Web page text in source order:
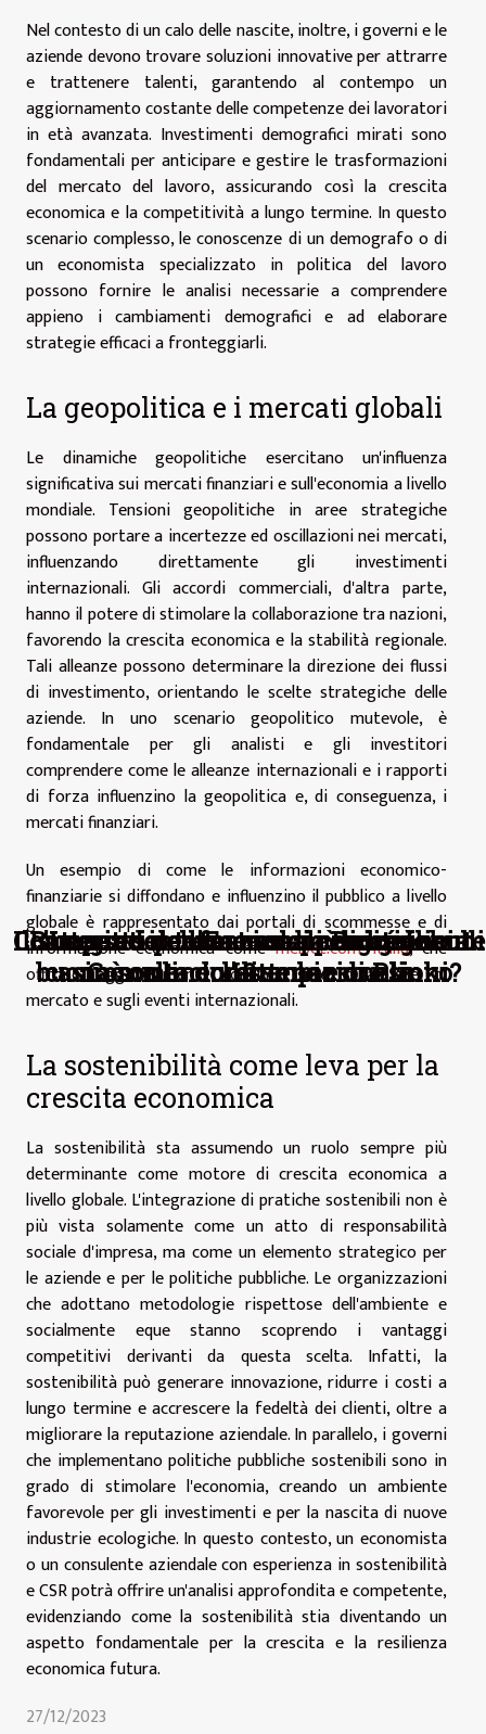
Nel contesto di un calo delle nascite, inoltre, i governi e le
aziende devono trovare soluzioni innovative per attrarre
e trattenere talenti, garantendo al contempo un
aggiornamento costante delle competenze dei lavoratori
in età avanzata. Investimenti demografici mirati sono
fondamentali per anticipare e gestire le trasformazioni
del mercato del lavoro, assicurando così la crescita
economica e la competitività a lungo termine. In questo
scenario complesso, le conoscenze di un demografo o di
un economista specializzato in politica del lavoro
possono fornire le analisi necessarie a comprendere
appieno i cambiamenti demografici e ad elaborare
strategie efficaci a fronteggiarli.
La geopolitica e i mercati globali
Le dinamiche geopolitiche esercitano un'influenza
significativa sui mercati finanziari e sull'economia a livello
mondiale. Tensioni geopolitiche in aree strategiche
possono portare a incertezze ed oscillazioni nei mercati,
influenzando direttamente gli investimenti
internazionali. Gli accordi commerciali, d'altra parte,
hanno il potere di stimolare la collaborazione tra nazioni,
favorendo la crescita economica e la stabilità regionale.
Tali alleanze possono determinare la direzione dei flussi
di investimento, orientando le scelte strategiche delle
aziende. In uno scenario geopolitico mutevole, è
fondamentale per gli analisti e gli investitori
comprendere come le alleanze internazionali e i rapporti
di forza influenzino la geopolitica e, di conseguenza, i
mercati finanziari.
Un esempio di come le informazioni economico-
finanziarie si diffondano e influenzino il pubblico a livello
globale è rappresentato dai portali di scommesse e di
informazione economica comemelbet.com Italia, che
offrono aggiornamenti continui sulle dinamiche di
mercato e sugli eventi internazionali.
La sostenibilità come leva per la
crescita economica
La sostenibilità sta assumendo un ruolo sempre più
determinante come motore di crescita economica a
livello globale. L'integrazione di pratiche sostenibili non è
più vista solamente come un atto di responsabilità
sociale d'impresa, ma come un elemento strategico per
le aziende e per le politiche pubbliche. Le organizzazioni
che adottano metodologie rispettose dell'ambiente e
socialmente eque stanno scoprendo i vantaggi
competitivi derivanti da questa scelta. Infatti, la
sostenibilità può generare innovazione, ridurre i costi a
lungo termine e accrescere la fedeltà dei clienti, oltre a
migliorare la reputazione aziendale. In parallelo, i governi
che implementano politiche pubbliche sostenibili sono in
grado di stimolare l'economia, creando un ambiente
favorevole per gli investimenti e per la nascita di nuove
industrie ecologiche. In questo contesto, un economista
o un consulente aziendale con esperienza in sostenibilità
e CSR potrà offrire un'analisi approfondita e competente,
evidenziando come la sostenibilità stia diventando un
aspetto fondamentale per la crescita e la resilienza
economica futura.
27/12/2023
L'Impatto dell'Economia Digitale sul
Commercio Internazionale
Il successo internazionale dei giochi di
casinò online: l'esempio di Plinko
Come rendere una casa più accogliente
?
I segreti per fare soldi con casino
online
Batteria solare esterna: perché è una
buona scelta durante le escursioni?